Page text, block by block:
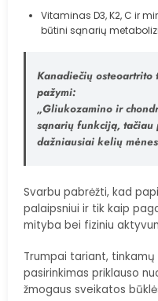
Vitaminas D3, K2, C ir
būtini sąnarių
Kanadiečių osteoartrito
pažymi:
„Gliukozamino ir
sąnarių funkciją,
dažniausiai kelių
Svarbu pabrėžti, kad
palaipsniui ir tik kaip
mityba bei fiziniu
Trumpai tariant,
pasirinkimas priklauso
žmogaus sveikatos